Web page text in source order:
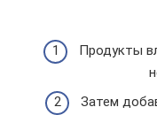
Продукты
Затем